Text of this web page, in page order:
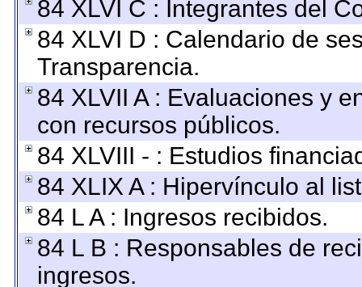
84 XLVI C : Integrantes del
84 XLVI D : Calendario de
Transparencia.
84 XLVII A : Evaluaciones y
con recursos públicos.
84 XLVIII - : Estudios
84 XLIX A : Hipervínculo al
84 L A : Ingresos recibidos.
84 L B : Responsables de
ingresos.